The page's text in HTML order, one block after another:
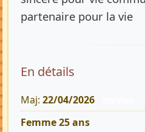
partenaire pour la vie
En détails
Maj: 22/04/2026
Femme 25 ans